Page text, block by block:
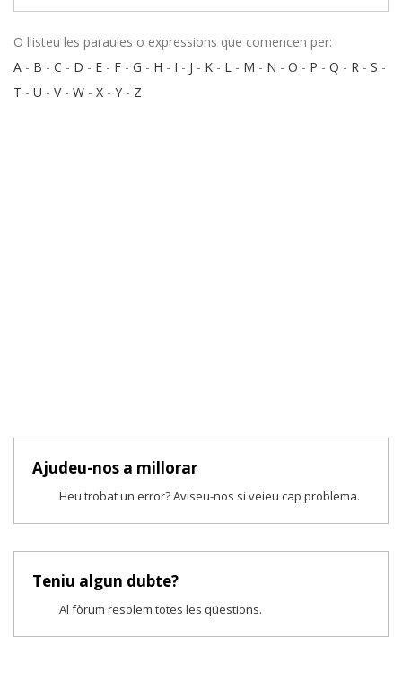
O llisteu les paraules o expressions que comencen per:
A - B - C - D - E - F - G - H - I - J - K - L - M - N - O - P - Q - R - S -
T - U - V- W - X - Y - Z
Ajudeu-nos a millorar
Heu trobat un error? Aviseu-nos si veieu cap problema.
Teniu algun dubte?
Al fòrum resolem totes les qüestions.